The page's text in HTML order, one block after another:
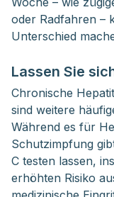
oder Radfahren –
Unterschied
Lassen Sie
Chronische
sind weitere
Während es für
Schutzimpfung
C testen lassen,
erhöhten Risiko